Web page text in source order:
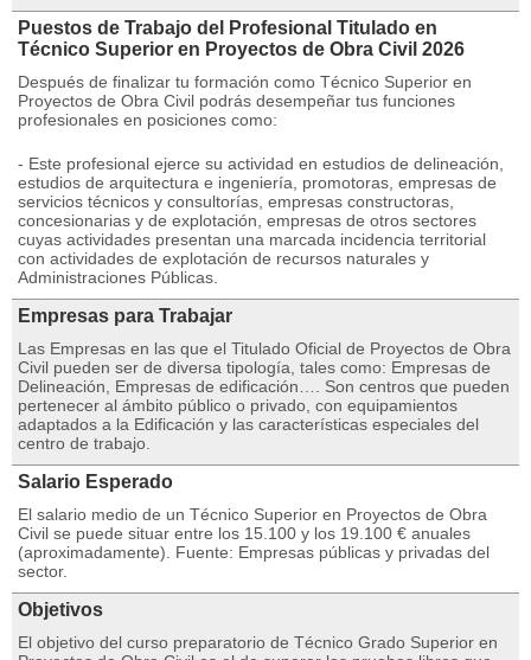
Puestos de Trabajo del Profesional Titulado en
Técnico Superior en Proyectos de Obra Civil 2026
Después de finalizar tu formación como Técnico Superior en
Proyectos de Obra Civil podrás desempeñar tus funciones
profesionales en posiciones como:
- Este profesional ejerce su actividad en estudios de delineación,
estudios de arquitectura e ingeniería, promotoras, empresas de
servicios técnicos y consultorías, empresas constructoras,
concesionarias y de explotación, empresas de otros sectores
cuyas actividades presentan una marcada incidencia territorial
con actividades de explotación de recursos naturales y
Administraciones Públicas.
Empresas para Trabajar
Las Empresas en las que el Titulado Oficial de Proyectos de Obra
Civil pueden ser de diversa tipología, tales como: Empresas de
Delineación, Empresas de edificación…. Son centros que pueden
pertenecer al ámbito público o privado, con equipamientos
adaptados a la Edificación y las características especiales del
centro de trabajo.
Salario Esperado
El salario medio de un Técnico Superior en Proyectos de Obra
Civil se puede situar entre los 15.100 y los 19.100 € anuales
(aproximadamente). Fuente: Empresas públicas y privadas del
sector.
Objetivos
El objetivo del curso preparatorio de Técnico Grado Superior en